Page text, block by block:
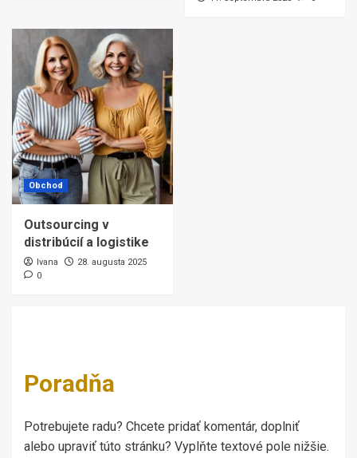
Obchod
Outsourcing v
distribúcií a logistike
Ivana
28. augusta 2025
0
Poradňa
Potrebujete radu? Chcete pridať komentár, doplniť
alebo upraviť túto stránku? Vyplňte textové pole nižšie.